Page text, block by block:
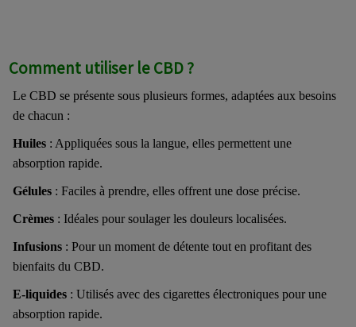
Comment utiliser le CBD ?
Le CBD se présente sous plusieurs formes, adaptées aux besoins
de chacun :
Huiles : Appliquées sous la langue, elles permettent une
absorption rapide.
Gélules : Faciles à prendre, elles offrent une dose précise.
Crèmes : Idéales pour soulager les douleurs localisées.
Infusions : Pour un moment de détente tout en profitant des
bienfaits du CBD.
E-liquides : Utilisés avec des cigarettes électroniques pour une
absorption rapide.